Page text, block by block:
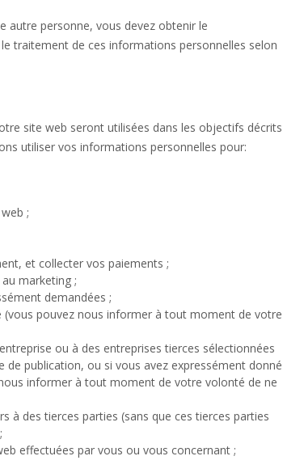
autre personne, vous devez obtenir le
traitement de ces informations personnelles selon
site web seront utilisées dans les objectifs décrits
utiliser vos informations personnelles pour:
;
et collecter vos paiements ;
marketing ;
demandées ;
(vous pouvez nous informer à tout moment de votre
ou à des entreprises tierces sélectionnées
publication, ou si vous avez expressément donné
informer à tout moment de votre volonté de ne
à des tierces parties (sans que ces tierces parties
effectuées par vous ou vous concernant ;